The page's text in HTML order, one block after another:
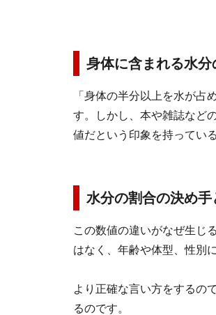
身体に含まれる水分
「身体の半分以上を水が占
す。しかし、本や雑誌など
値だという印象を持ってい
水分の割合の決め手
この数値の違いがなぜ生じ
はなく、年齢や体型、性別
より正確な言い方をするの
るのです。